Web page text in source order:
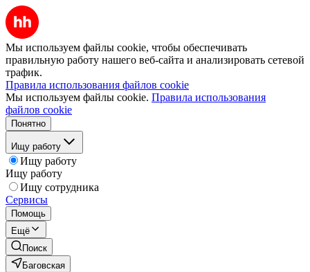
Мы используем файлы cookie, чтобы обеспечивать
правильную работу нашего веб-сайта и анализировать сетевой
трафик.
Правила использования файлов cookie
Мы используем файлы cookie. Правила использования
файлов cookie
Понятно
Ищу работу
Ищу работу
Ищу работу
Ищу сотрудника
Сервисы
Помощь
Ещё
Поиск
Баговская